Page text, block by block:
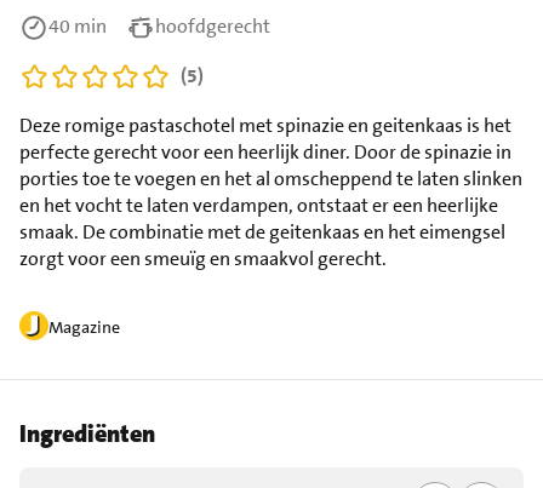
Magazine
Deze romige pastaschotel met spinazie en geitenkaas is het
perfecte gerecht voor een heerlijk diner. Door de spinazie in
porties toe te voegen en het al omscheppend te laten slinken
en het vocht te laten verdampen, ontstaat er een heerlijke
smaak. De combinatie met de geitenkaas en het eimengsel
zorgt voor een smeuïg en smaakvol gerecht.
40 min
hoofdgerecht
(5)
Ingrediënten